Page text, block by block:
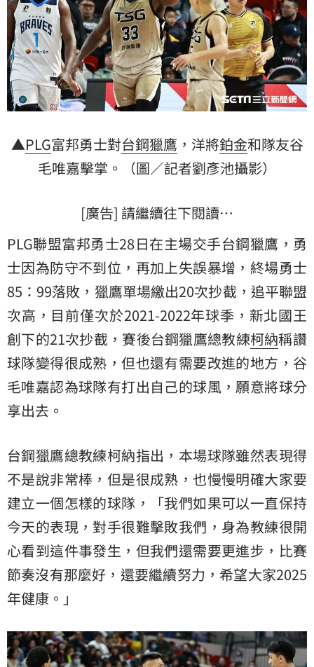
▲PLG富邦勇士對台鋼獵鷹 ，洋將鉑金和隊友谷
毛唯嘉擊掌。（圖／記者劉彥池攝影）
[廣告] 請繼續往下閱讀…
PLG聯盟富邦勇士28日在主場交手台鋼獵鷹，勇
士因為防守不到位，再加上失誤暴增，終場勇士
85：99落敗，獵鷹單場繳出20次抄截，追平聯盟
次高，目前僅次於2021-2022年球季，新北國王
創下的21次抄截，賽後台鋼獵鷹總教練柯納稱讚
球隊變得很成熟，但也還有需要改進的地方，谷
毛唯嘉認為球隊有打出自己的球風，願意將球分
享出去。
台鋼獵鷹總教練柯納指出，本場球隊雖然表現得
不是說非常棒，但是很成熟，也慢慢明確大家要
建立一個怎樣的球隊，「我們如果可以一直保持
今天的表現，對手很難擊敗我們，身為教練很開
心看到這件事發生，但我們還需要更進步，比賽
節奏沒有那麼好，還要繼續努力，希望大家2025
年健康。」